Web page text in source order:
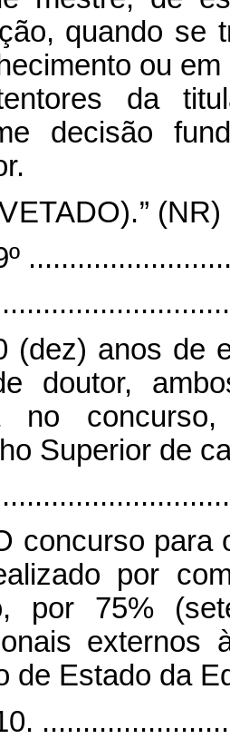
quando se
ou
da
decisão
(NR)
(dez) anos de
doutor,
no
Superior de
concurso para
por
por 75%
de Estado da